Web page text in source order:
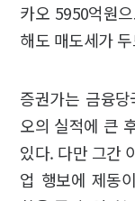
카오 5950억원
해도 매도세가
증권가는 금융
오의 실적에 큰
있다. 다만 그간
업 행보에 제동